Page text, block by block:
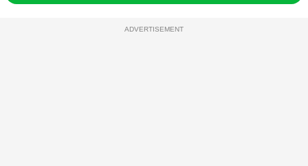
ADVERTISEMENT